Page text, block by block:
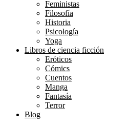
Feministas
Filosofía
Historia
Psicología
Yoga
Libros de ciencia ficción
Eróticos
Cómics
Cuentos
Manga
Fantasía
Terror
Blog